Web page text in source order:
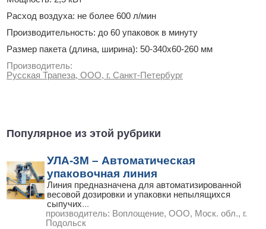
Расход воздуха: не более 600 л/мин
Производительность: до 60 упаковок в минуту
Размер пакета (длина, ширина): 50-340х60-260 мм
Производитель:
Русская Трапеза, ООО, г. Санкт-Петербург
Популярное из этой рубрики
УЛА-3М – Автоматическая
упаковочная линия
Линия предназначена для автоматизированной
весовой дозировки и упаковки непылящихся
сыпучих...
производитель: Воплощение, ООО, Моск. обл., г.
Подольск